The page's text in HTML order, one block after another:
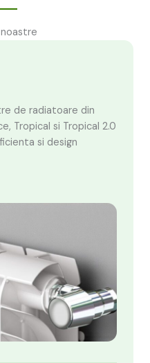
de radiatoare din
Tropical si Tropical 2.0
si design